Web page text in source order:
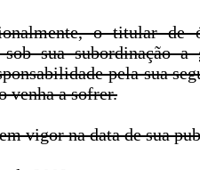
o titular de
sua subordinação a
pela sua
venha a sofrer.
vigor na data de sua